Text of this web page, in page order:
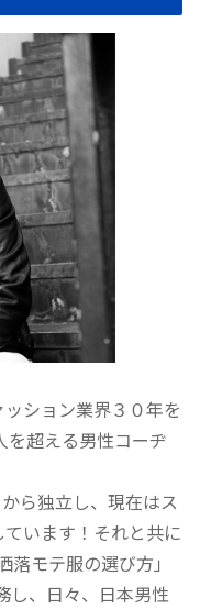
ション業界３０年を
超える男性コーヂ
ら独立し、現在はス
います！それと共に
モテ服の選び方」
し、日々、日本男性